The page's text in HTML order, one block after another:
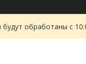
обработаны с